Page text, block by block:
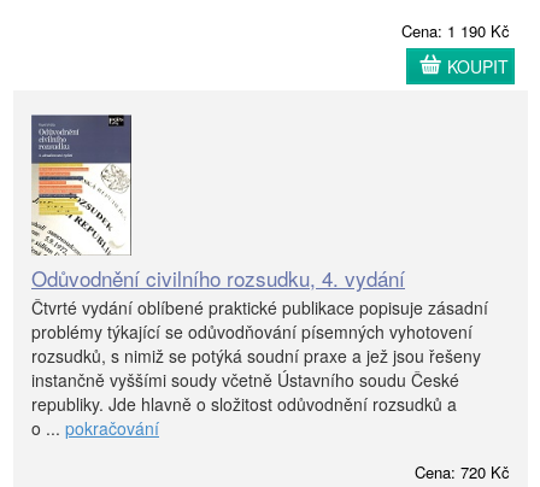
Cena: 1 190 Kč
KOUPIT
Odůvodnění civilního rozsudku, 4. vydání
Čtvrté vydání oblíbené praktické publikace popisuje zásadní
problémy týkající se odůvodňování písemných vyhotovení
rozsudků, s nimiž se potýká soudní praxe a jež jsou řešeny
instančně vyššími soudy včetně Ústavního soudu České
republiky. Jde hlavně o složitost odůvodnění rozsudků a
o ... pokračování
Cena: 720 Kč